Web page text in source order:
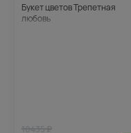
Букет цветов Трепетная
любовь